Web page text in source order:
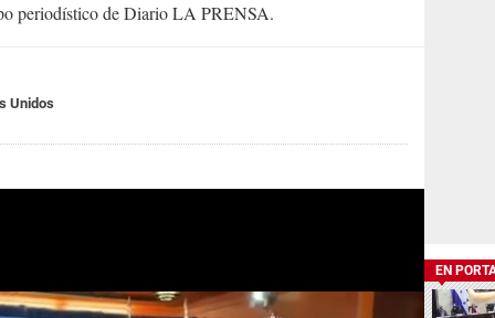
periodístico de Diario LA PRENSA.
Unidos
EN